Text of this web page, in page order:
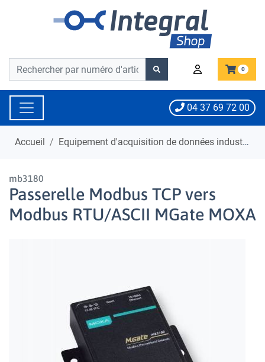
Barre de recherche
Barre de recherche 0
04 37 69 72 00
Accueil Equipement d'acquisition de données industrielle
mb3180
Passerelle Modbus TCP vers
Modbus RTU/ASCII MGate MOXA